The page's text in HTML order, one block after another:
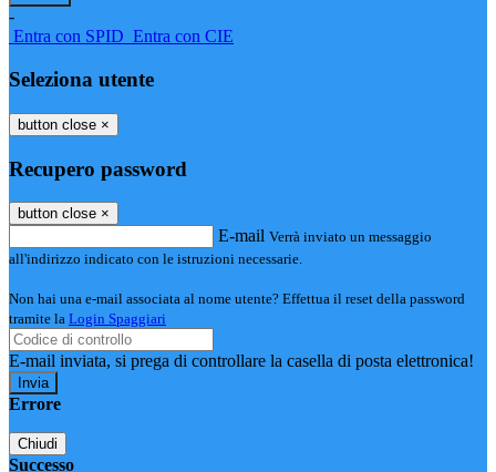
-
Entra con SPID Entra con CIE
Seleziona utente
button close ×
Recupero password
button close ×
E-mail Verrà inviato un messaggio
all'indirizzo indicato con le istruzioni necessarie.
Non hai una e-mail associata al nome utente? Effettua il reset della password
tramite la Login Spaggiari
E-mail inviata, si prega di controllare la casella di posta elettronica!
Errore
Chiudi
Successo